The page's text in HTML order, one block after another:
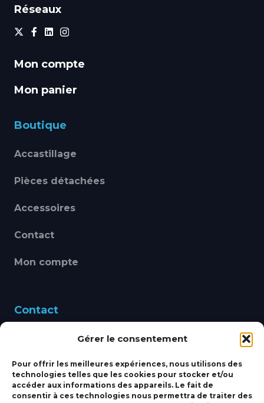
Gérer le consentement
Pour offrir les meilleures expériences, nous utilisons des
technologies telles que les cookies pour stocker et/ou
accéder aux informations des appareils. Le fait de
consentir à ces technologies nous permettra de traiter des
Réseaux
Mon compte
Mon panier
Boutique
Accastillage
Pièces détachées
Accessoires
Contact
Mon compte
Contact
460 Avenue Alain Le
bbsmarine@bbs-
marine.fr